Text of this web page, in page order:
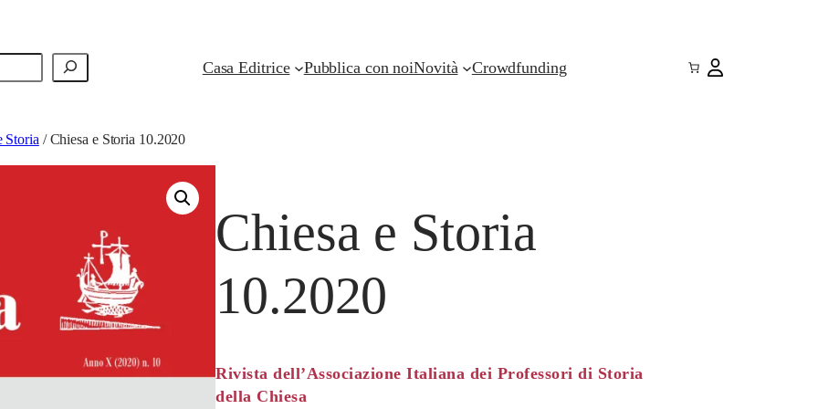
Casa Editrice Pubblica con noiNovità Crowdfunding
Storia / Chiesa e Storia 10.2020
Chiesa e Storia
10.2020
Rivista dell’Associazione Italiana dei Professori di Storia
della Chiesa